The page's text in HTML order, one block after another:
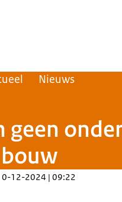
Nieuws
geen
12-2024 | 09:22